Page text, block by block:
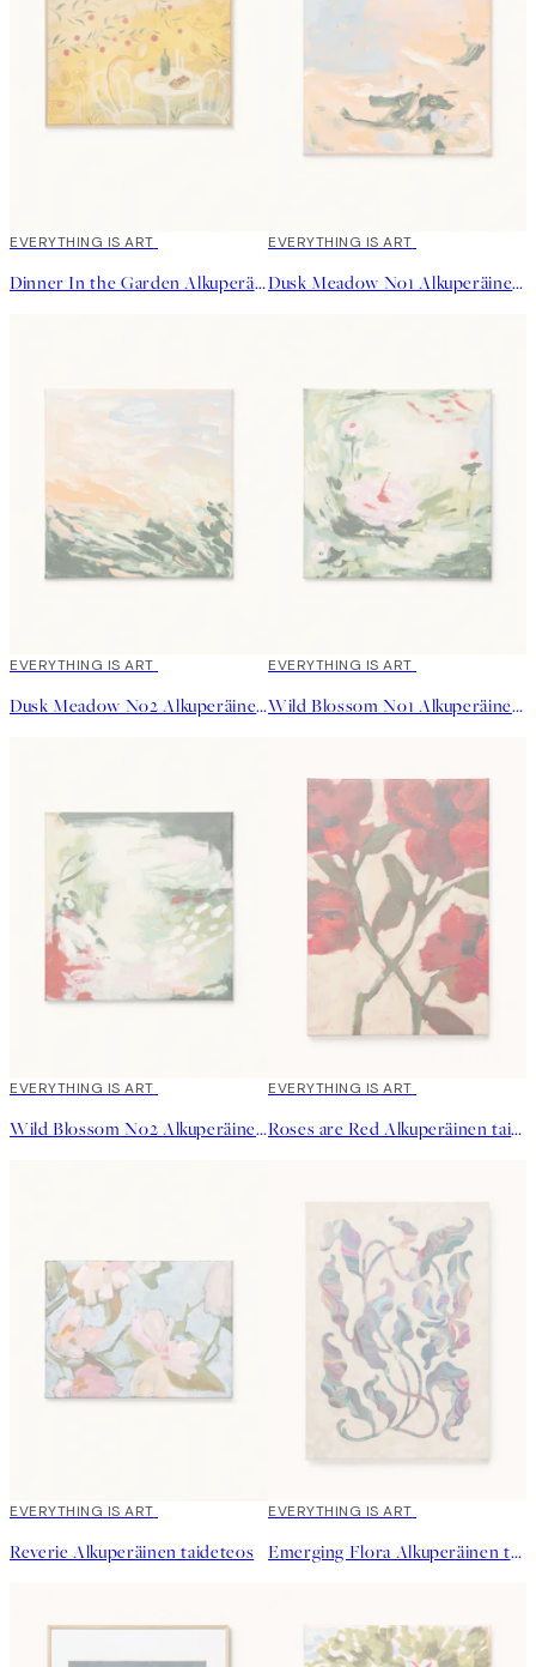
EVERYTHING IS ART
Dinner In the Garden Alkuperäinen taideteos
EVERYTHING IS ART
Dusk Meadow No1 Alkuperäinen taideteos
EVERYTHING IS ART
Dusk Meadow No2 Alkuperäinen taideteos
EVERYTHING IS ART
Wild Blossom No1 Alkuperäinen taideteos
EVERYTHING IS ART
Wild Blossom No2 Alkuperäinen taideteos
EVERYTHING IS ART
Roses are Red Alkuperäinen taideteos
EVERYTHING IS ART
Reverie Alkuperäinen taideteos
EVERYTHING IS ART
Emerging Flora Alkuperäinen taideteos